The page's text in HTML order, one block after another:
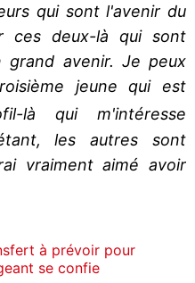
qui sont l'avenir du
ces deux-là qui sont
avenir. Je peux
jeune qui est
là qui m'intéresse
les autres sont
vraiment aimé avoir
à prévoir pour
se confie